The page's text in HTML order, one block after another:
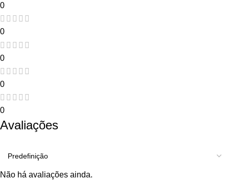
0
0
0
0
0
Avaliações
Não há avaliações ainda.